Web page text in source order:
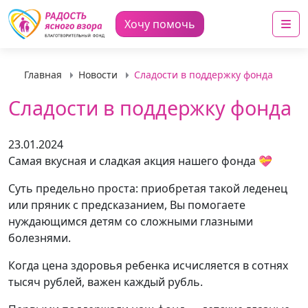
Хочу помочь
Главная Новости Сладости в поддержку фонда
Сладости в поддержку фонда
23.01.2024
Самая вкусная и сладкая акция нашего фонда 💝
Суть предельно проста: приобретая такой леденец
или пряник с предсказанием, Вы помогаете
нуждающимся детям со сложными глазными
болезнями. ⠀
Когда цена здоровья ребенка исчисляется в сотнях
тысяч рублей, важен каждый рубль.